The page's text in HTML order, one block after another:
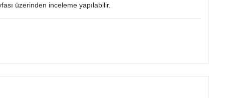
üzerinden inceleme yapılabilir.